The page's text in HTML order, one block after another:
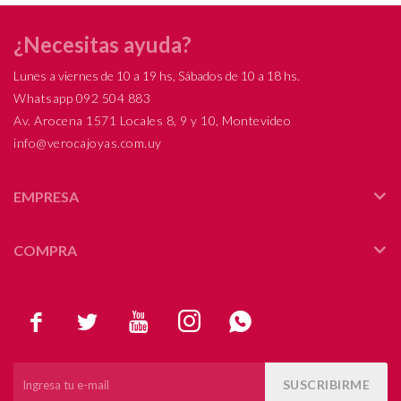
    
SUSCRIBIRME
¿Necesitas ayuda?
Lunes a viernes de 10 a 19 hs, Sábados de 10 a 18 hs.
Whatsapp 092 504 883
Av. Arocena 1571 Locales 8, 9 y 10, Montevideo
info@verocajoyas.com.uy
EMPRESA
COMPRA